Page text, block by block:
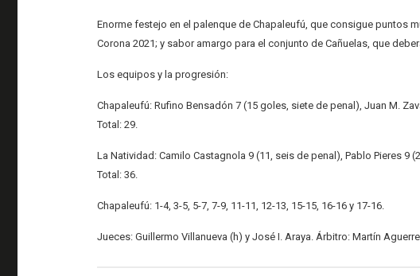
Enorme festejo en el palenque de Chapaleufú, que consigue puntos
Corona 2021; y sabor amargo para el conjunto de Cañuelas, que
Los equipos y la progresión:
Chapaleufú: Rufino Bensadón 7 (15 goles, siete de penal), Juan M.
Total: 29.
La Natividad: Camilo Castagnola 9 (11, seis de penal), Pablo Pieres 9
Total: 36.
Chapaleufú: 1-4, 3-5, 5-7, 7-9, 11-11, 12-13, 15-15, 16-16 y 17-16.
Jueces: Guillermo Villanueva (h) y José I. Araya. Árbitro: Martín Aguerre.